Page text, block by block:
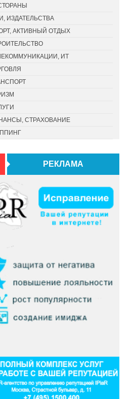
ИЗДАТЕЛЬСТВА
АКТИВНЫЙ ОТДЫХ
ИТ
СТРАХОВАНИЕ
РЕКЛАМА